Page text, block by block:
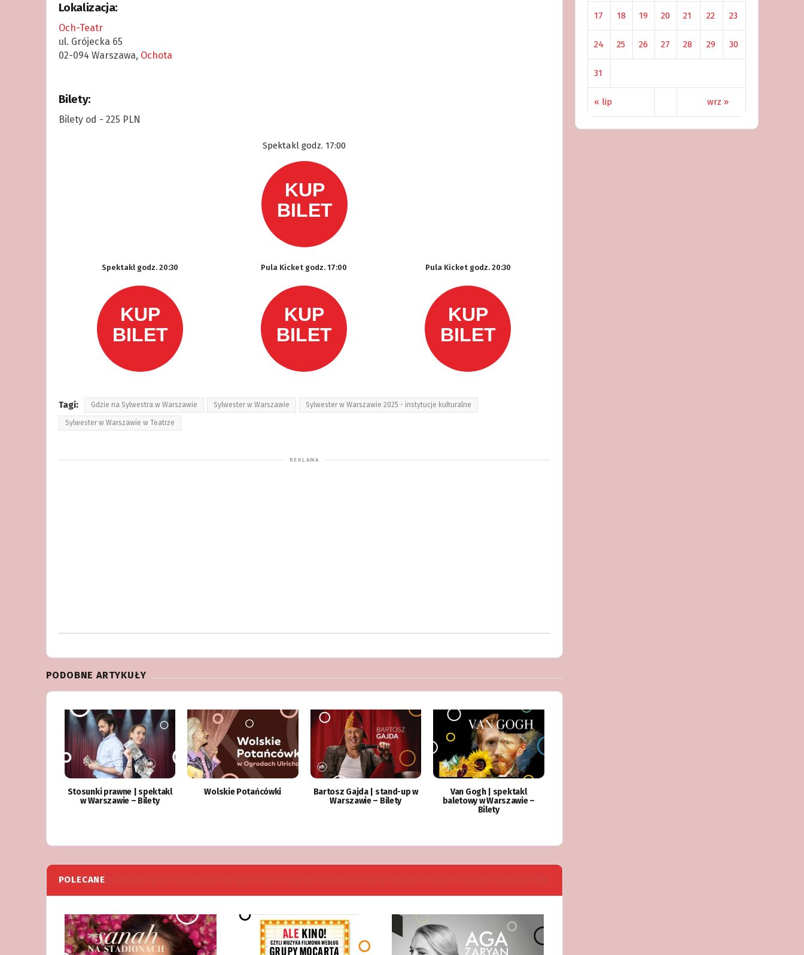
Lokalizacja:
Och-Teatr
ul. Grójecka 65
02-094 Warszawa, Ochota
Bilety:
Bilety od - 225 PLN
Spektakl godz. 17:00
Spektakl godz. 20:30 Pula Kicket godz. 17:00 Pula Kicket godz. 20:30
Tagi: Gdzie na Sylwestra w Warszawie Sylwester w Warszawie Sylwester w Warszawie 2025 - instytucje kulturalne
Sylwester w Warszawie w Teatrze
PODOBNE ARTYKUŁY
Stosunki prawne | spektakl
w Warszawie – Bilety
Wolskie Potańcówki
Bartosz Gajda | stand-up w
Warszawie – Bilety
Van Gogh | spektakl
baletowy w Warszawie –
Bilety
POLECANE
« lip wrz »
17 18 19 20 21 22 23
24 25 26 27 28 29 30
31